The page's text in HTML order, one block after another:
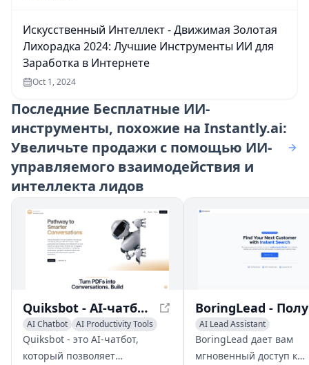
Искусственный Интеллект - Движимая Золотая
Лихорадка 2024: Лучшие Инструменты ИИ для
Заработка в Интернете
Oct 1, 2024
Последние Бесплатные ИИ-
инструменты, похожие на Instantly.ai:
Увеличьте продажи с помощью ИИ-
управляемого взаимодействия и
интеллекта лидов
Quiksbot - AI-чатбот для сайтов | Чат с файлами PDF
AI Chatbot
AI Productivity Tools
AI Lead Assistant
Quiksbot - это AI-чатбот,
который позволяет
AI Lead Assistant
AI Email Marketing
Sales
BoringLead дает вам
мгновенный доступ к